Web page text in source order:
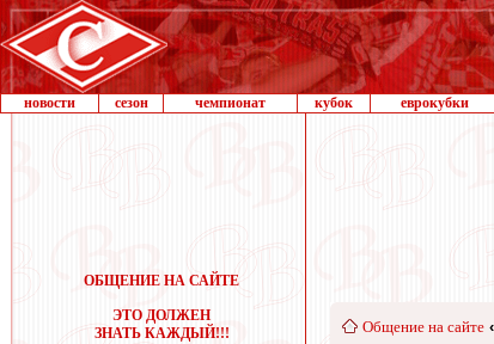
новости сезон чемпионат кубок еврокубки
ОБЩЕНИЕ НА САЙТЕ
ЭТО ДОЛЖЕН
ЗНАТЬ КАЖДЫЙ!!!
Общение на сайте ‹